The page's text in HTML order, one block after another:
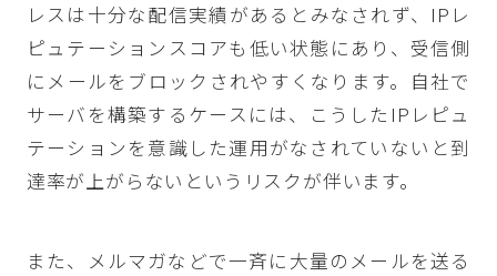
レスは十分な配信実績があるとみなされず、IPレ
ピュテーションスコアも低い状態にあり、受信側
にメールをブロックされやすくなります。自社で
サーバを構築するケースには、こうしたIPレピュ
テーションを意識した運用がなされていないと到
達率が上がらないというリスクが伴います。
また、メルマガなどで一斉に大量のメールを送る